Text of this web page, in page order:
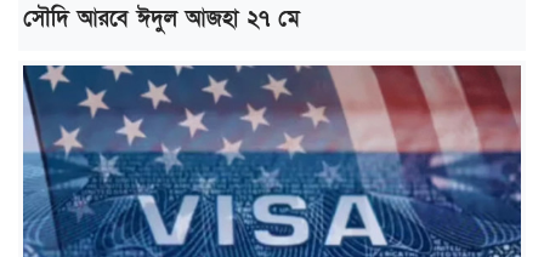
সৌদি আরবে ঈদুল আজহা ২৭ মে